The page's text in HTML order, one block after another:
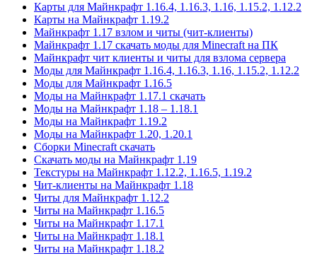
Карты для Майнкрафт 1.16.4, 1.16.3, 1.16, 1.15.2, 1.12.2
Карты на Майнкрафт 1.19.2
Майнкрафт 1.17 взлом и читы (чит-клиенты)
Майнкрафт 1.17 скачать моды для Minecraft на ПК
Майнкрафт чит клиенты и читы для взлома сервера
Моды для Майнкрафт 1.16.4, 1.16.3, 1.16, 1.15.2, 1.12.2
Моды для Майнкрафт 1.16.5
Моды на Майнкрафт 1.17.1 скачать
Моды на Майнкрафт 1.18 – 1.18.1
Моды на Майнкрафт 1.19.2
Моды на Майнкрафт 1.20, 1.20.1
Сборки Minecraft скачать
Скачать моды на Майнкрафт 1.19
Текстуры на Майнкрафт 1.12.2, 1.16.5, 1.19.2
Чит-клиенты на Майнкрафт 1.18
Читы для Майнкрафт 1.12.2
Читы на Майнкрафт 1.16.5
Читы на Майнкрафт 1.17.1
Читы на Майнкрафт 1.18.1
Читы на Майнкрафт 1.18.2